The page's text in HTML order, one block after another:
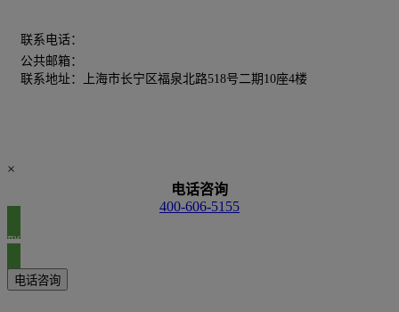
联系电话：
公共邮箱：
联系地址：上海市长宁区福泉北路518号二期10座4楼
×
电话咨询
400-606-5155
联系我们
电话咨询